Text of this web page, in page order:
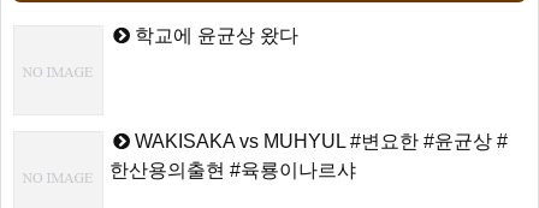
학교에 윤균상 왔다
WAKISAKA vs MUHYUL #변요한 #윤균상 #
한산용의출현 #육룡이나르샤